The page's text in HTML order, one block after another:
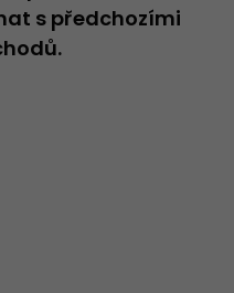
s předchozími